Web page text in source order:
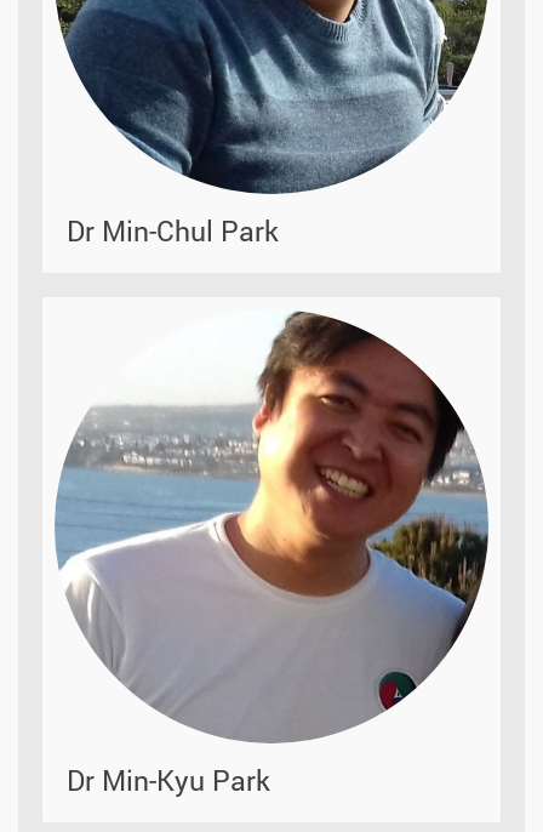
Dr Min-Chul Park
Dr Min-Kyu Park